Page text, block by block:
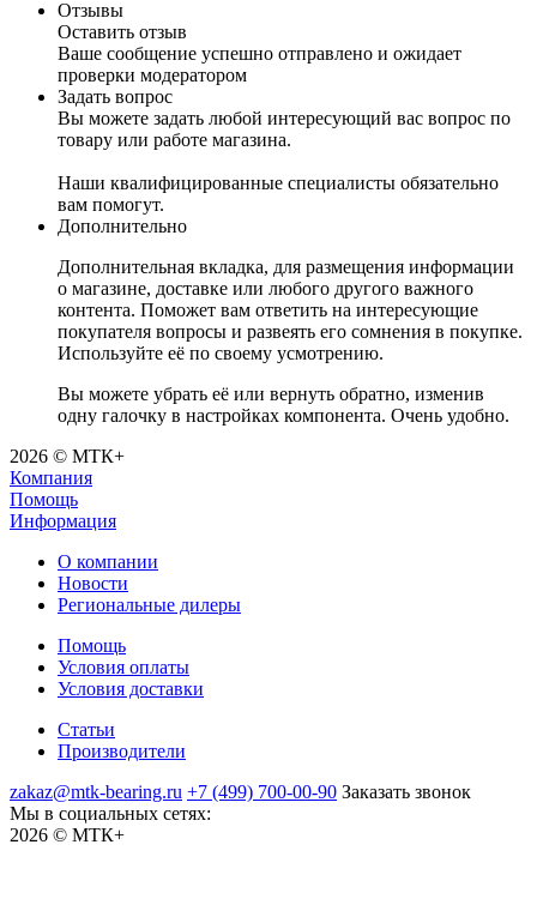
Отзывы
Оставить отзыв
Ваше сообщение успешно отправлено и ожидает
проверки модератором
Задать вопрос
Вы можете задать любой интересующий вас вопрос по
товару или работе магазина.
Наши квалифицированные специалисты обязательно
вам помогут.
Дополнительно
Дополнительная вкладка, для размещения информации
о магазине, доставке или любого другого важного
контента. Поможет вам ответить на интересующие
покупателя вопросы и развеять его сомнения в покупке.
Используйте её по своему усмотрению.
Вы можете убрать её или вернуть обратно, изменив
одну галочку в настройках компонента. Очень удобно.
2026 © МТК+
Компания
Помощь
Информация
О компании
Новости
Региональные дилеры
Помощь
Условия оплаты
Условия доставки
Статьи
Производители
zakaz@mtk-bearing.ru +7 (499) 700-00-90 Заказать звонок
Мы в социальных сетях:
2026 © МТК+